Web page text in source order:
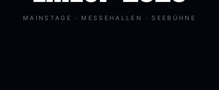
MAINSTAGE · MESSEHALLEN · SEEBÜHNE